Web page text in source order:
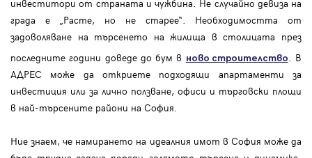
инвеститори от страната и чужбина. Не случайно девиза на
града е „Расте, но не старее“. Необходимостта от
задоволяване на търсенето на жилища в столицата през
последните години доведе до бум в ново строителство. В
АДРЕС може да откриете подходящи апартаменти за
инвестиция или за лично ползване, офиси и търговски площи
в най-търсените райони на София.
Ние знаем, че намирането на идеалния имот в София може да